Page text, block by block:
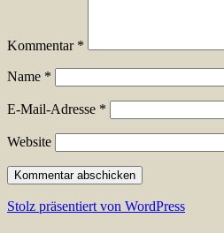
Kommentar *
Name *
E-Mail-Adresse *
Website
Stolz präsentiert von WordPress